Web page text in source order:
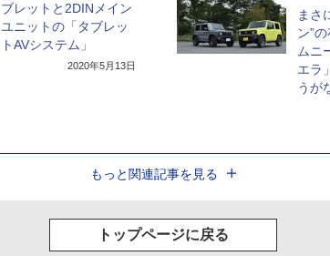
ブレットと2DINメイン
ユニットの「タブレッ
トAVシステム」
2020年5月13日
まさ
ン”
ムニ
エラ
うが
もっと関連記事を見る
トップページに戻る